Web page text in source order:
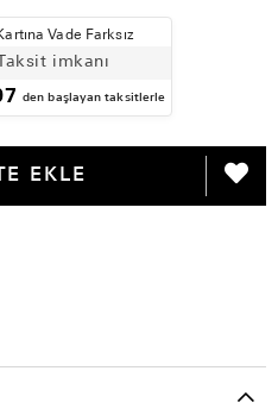
Vade Farksız
imkanı
den başlayan taksitlerle